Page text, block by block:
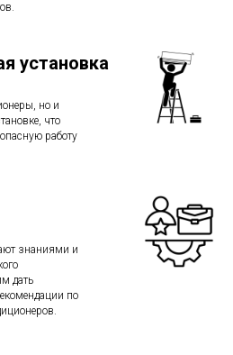
установка
но и
что
работу
знаниями и
дать
по